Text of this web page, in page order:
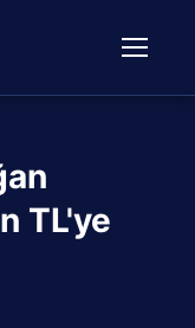
TL'ye